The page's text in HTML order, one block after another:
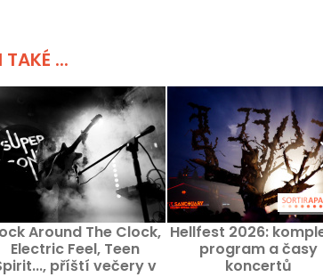
TAKÉ ...
Around The Clock,
Electric Feel, Teen
příští večery v
Hellfest 2026:
program a časy
koncertů